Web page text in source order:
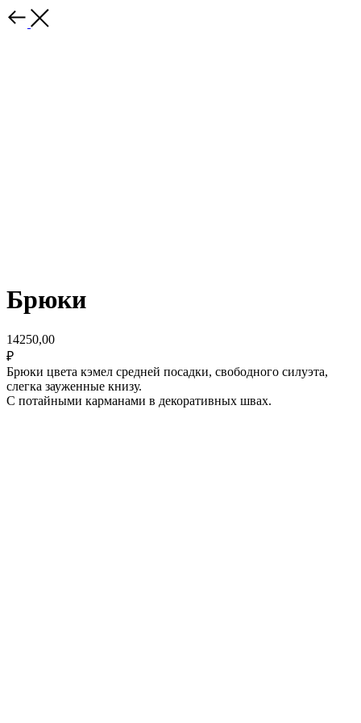
Брюки
14250,00
₽
Брюки цвета кэмел средней посадки, свободного силуэта,
слегка зауженные книзу.
С потайными карманами в декоративных швах.